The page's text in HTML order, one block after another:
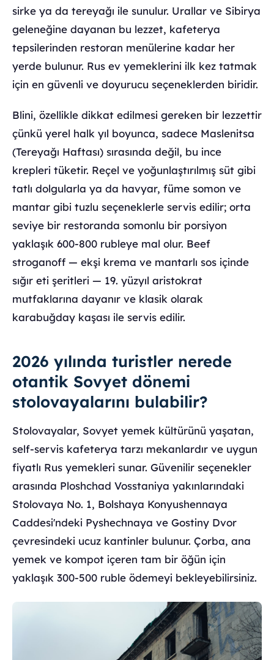
sirke ya da tereyağı ile sunulur. Urallar ve Sibirya
geleneğine dayanan bu lezzet, kafeterya
tepsilerinden restoran menülerine kadar her
yerde bulunur. Rus ev yemeklerini ilk kez tatmak
için en güvenli ve doyurucu seçeneklerden biridir.
Blini, özellikle dikkat edilmesi gereken bir lezzettir
çünkü yerel halk yıl boyunca, sadece Maslenitsa
(Tereyağı Haftası) sırasında değil, bu ince
krepleri tüketir. Reçel ve yoğunlaştırılmış süt gibi
tatlı dolgularla ya da havyar, füme somon ve
mantar gibi tuzlu seçeneklerle servis edilir; orta
seviye bir restoranda somonlu bir porsiyon
yaklaşık 600-800 rubleye mal olur. Beef
stroganoff — ekşi krema ve mantarlı sos içinde
sığır eti şeritleri — 19. yüzyıl aristokrat
mutfaklarına dayanır ve klasik olarak
karabuğday kaşası ile servis edilir.
2026 yılında turistler nerede
otantik Sovyet dönemi
stolovayalarını bulabilir?
Stolovayalar, Sovyet yemek kültürünü yaşatan,
self-servis kafeterya tarzı mekanlardır ve uygun
fiyatlı Rus yemekleri sunar. Güvenilir seçenekler
arasında Ploshchad Vosstaniya yakınlarındaki
Stolovaya No. 1, Bolshaya Konyushennaya
Caddesi'ndeki Pyshechnaya ve Gostiny Dvor
çevresindeki ucuz kantinler bulunur. Çorba, ana
yemek ve kompot içeren tam bir öğün için
yaklaşık 300-500 ruble ödemeyi bekleyebilirsiniz.